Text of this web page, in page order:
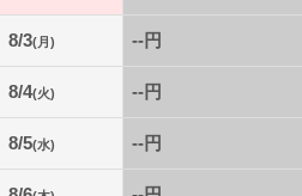
8/3(月) --円
8/4(火) --円
8/5(水) --円